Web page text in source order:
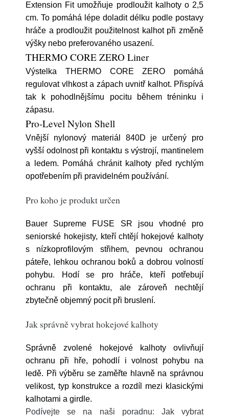
Extension Fit umožňuje prodloužit kalhoty o 2,5
cm. To pomáhá lépe doladit délku podle postavy
hráče a prodloužit použitelnost kalhot při změně
výšky nebo preferovaného usazení.
THERMO CORE ZERO Liner
Výstelka THERMO CORE ZERO pomáhá
regulovat vlhkost a zápach uvnitř kalhot. Přispívá
tak k pohodlnějšímu pocitu během tréninku i
zápasu.
Pro-Level Nylon Shell
Vnější nylonový materiál 840D je určený pro
vyšší odolnost při kontaktu s výstrojí, mantinelem
a ledem. Pomáhá chránit kalhoty před rychlým
opotřebením při pravidelném používání.
Pro koho je produkt určen
Bauer Supreme FUSE SR jsou vhodné pro
seniorské hokejisty, kteří chtějí hokejové kalhoty
s nízkoprofilovým střihem, pevnou ochranou
páteře, lehkou ochranou boků a dobrou volností
pohybu. Hodí se pro hráče, kteří potřebují
ochranu při kontaktu, ale zároveň nechtějí
zbytečně objemný pocit při bruslení.
Jak správně vybrat hokejové kalhoty
Správně zvolené hokejové kalhoty ovlivňují
ochranu při hře, pohodlí i volnost pohybu na
ledě. Při výběru se zaměřte hlavně na správnou
velikost, typ konstrukce a rozdíl mezi klasickými
kalhotami a girdle.
Podívejte se na naši poradnu: Jak vybrat